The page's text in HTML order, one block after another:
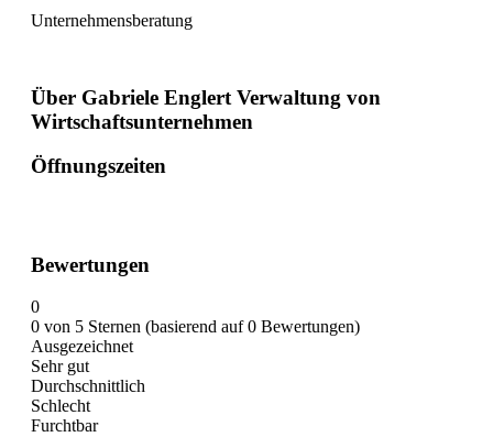
Unternehmensberatung
Über Gabriele Englert Verwaltung von
Wirtschaftsunternehmen
Öffnungszeiten
Bewertungen
0
0 von 5 Sternen (basierend auf 0 Bewertungen)
Ausgezeichnet
Sehr gut
Durchschnittlich
Schlecht
Furchtbar